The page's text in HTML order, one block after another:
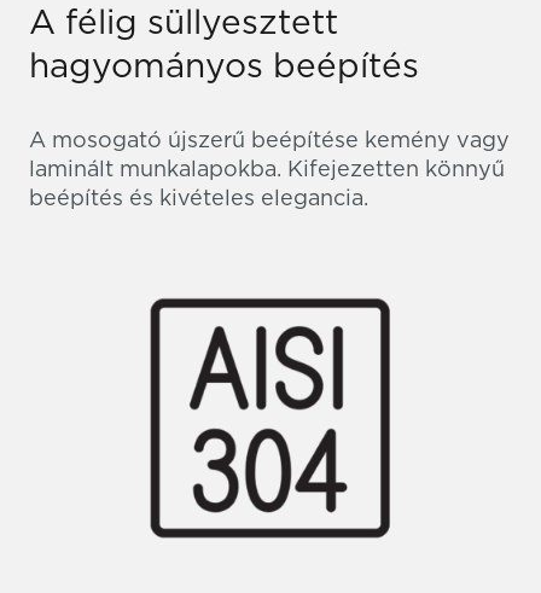
A félig süllyesztett
hagyományos beépítés
A mosogató újszerű beépítése kemény vagy
laminált munkalapokba. Kifejezetten könnyű
beépítés és kivételes elegancia.